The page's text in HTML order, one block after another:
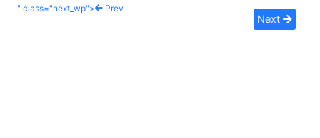
" class="next_wp">
Prev
Next